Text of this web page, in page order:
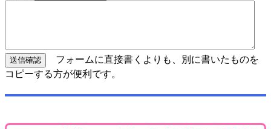
フォームに直接書くよりも、別に書いたものを
コピーする方が便利です。